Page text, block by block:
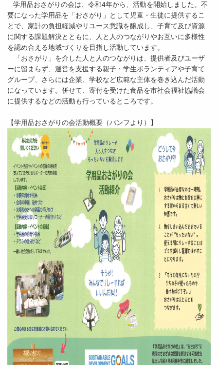
学用品おさがりの会は、令和4年から、活動を開始しました。不
要になった学用品を「おさがり」として児童・生徒に提供するこ
とで、家計の負担軽減やリユース意識を醸成し、子育て及び資源
に関する課題解決とともに、人と人のつながりやお互いに多様性
を認め合える地域づくりを目指し活動しています。
「おさがり」を介した人と人のつながりは、提供者及びユーザ
ーに留まらず、運営を支援する親子・学生ボランティアや子育て
グループ、さらには企業、学校など広範な主体を巻き込んだ活動
になっています。併せて、寄付を受けた食品を市社会福祉協議会
に提供するなどの活動も行っているところです。
【学用品おさがりの会活動概要（パンフより）】